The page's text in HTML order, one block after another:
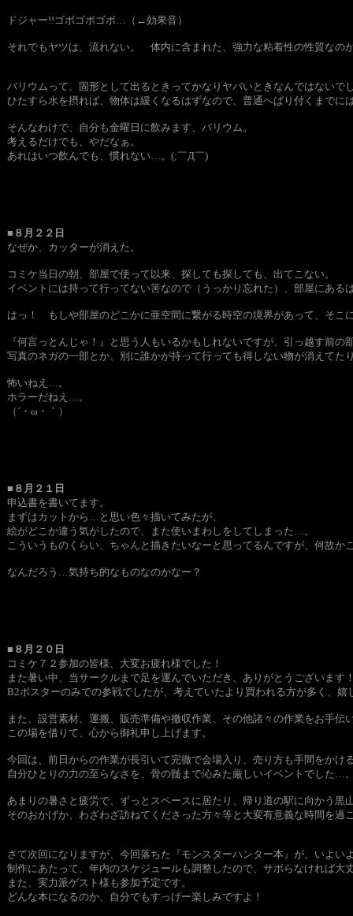
ドジャー!!ゴボゴポゴボ…（←効果音）
それでもヤツは、流れない。 体内に含まれた、強力な粘着性の性質なの
バリウムって、固形として出るときってかなりヤバいときなんではない
ひたすら水を摂れば、物体は緩くなるはずなので、普通へばり付くまでに
そんなわけで、自分も金曜日に飲みます、バリウム。
考えるだけでも、やだなぁ。
あれはいつ飲んでも、慣れない…。(;￣Д￣)
■８月２２日
なぜか、カッターが消えた。
コミケ当日の朝、部屋で使って以来、探しても探しても、出てこない。
イベントには持って行ってない筈なので（うっかり忘れた）、部屋にある
はっ！ もしや部屋のどこかに亜空間に繋がる時空の境界があって、そこ
『何言っとんじゃ！』と思う人もいるかもしれないですが、引っ越す前
写真のネガの一部とか、別に誰かが持って行っても得しない物が消えて
怖いねえ…。
ホラーだねえ…。
（´・ω・｀）
■８月２１日
申込書を書いてます。
まずはカットから…と思い色々描いてみたが、
絵がどこか違う気がしたので、また使いまわしをしてしまった…。
こういうものくらい、ちゃんと描きたいなーと思ってるんですが、何故か
なんだろう…気持ち的なものなのかなー？
■８月２０日
コミケ７２参加の皆様、大変お疲れ様でした！
また暑い中、当サークルまで足を運んでいただき、ありがとうございます
B2ポスターのみでの参戦でしたが、考えていたより買われる方が多く、
また、設営素材、運搬、販売準備や撤収作業、その他諸々の作業をお手
この場を借りて、心から御礼申し上げます。
今回は、前日からの作業が長引いて完徹で会場入り、売り方も手間をか
自分ひとりの力の至らなさを、骨の髄まで沁みた厳しいイベントでした
あまりの暑さと疲労で、ずっとスペースに居たり、帰り道の駅に向かう
そのおかげか、わざわざ訪ねてくださった方々等と大変有意義な時間を過
さて次回になりますが、今回落ちた『モンスターハンター本』が、いよ
制作にあたって、年内のスケジュールも調整したので、サボらなければ
また、実力派ゲスト様も参加予定です。
どんな本になるのか、自分でもすっげー楽しみですよ！